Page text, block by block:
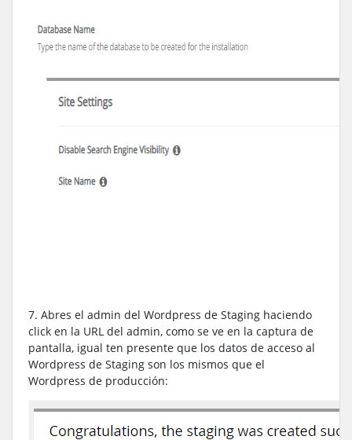
7. Abres el admin del Wordpress de Staging haciendo
click en la URL del admin, como se ve en la captura de
pantalla, igual ten presente que los datos de acceso al
Wordpress de Staging son los mismos que el
Wordpress de producción: